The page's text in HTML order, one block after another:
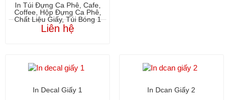
In Túi Đựng Ca Phê, Cafe,
Coffee, Hộp Đựng Ca Phê,
Chất Liệu Giấy, Túi Bóng 1
Liên hệ
In Decal Giấy 1 In Dcan Giấy 2